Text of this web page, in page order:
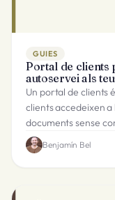
GUIES
Portal de clients
autoservei als
Un portal de clients
clients accedeixen
documents sense
que l'ofereixen
retenció.
Benjamín Bel